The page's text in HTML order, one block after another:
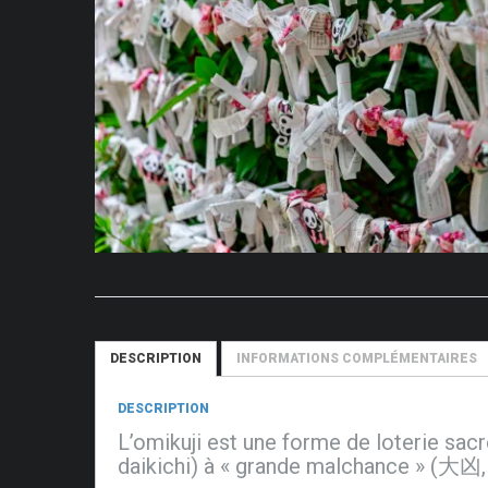
DESCRIPTION INFORMATIONS COMPLÉMENTAIRES
DESCRIPTION
L’omikuji est une forme de loterie
daikichi) à « grande malchance » (大凶